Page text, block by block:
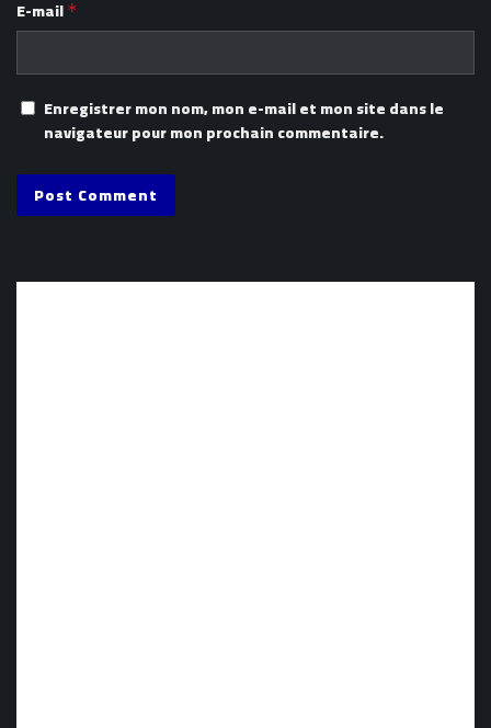
E-mail *
Enregistrer mon nom, mon e-mail et mon site dans le
navigateur pour mon prochain commentaire.